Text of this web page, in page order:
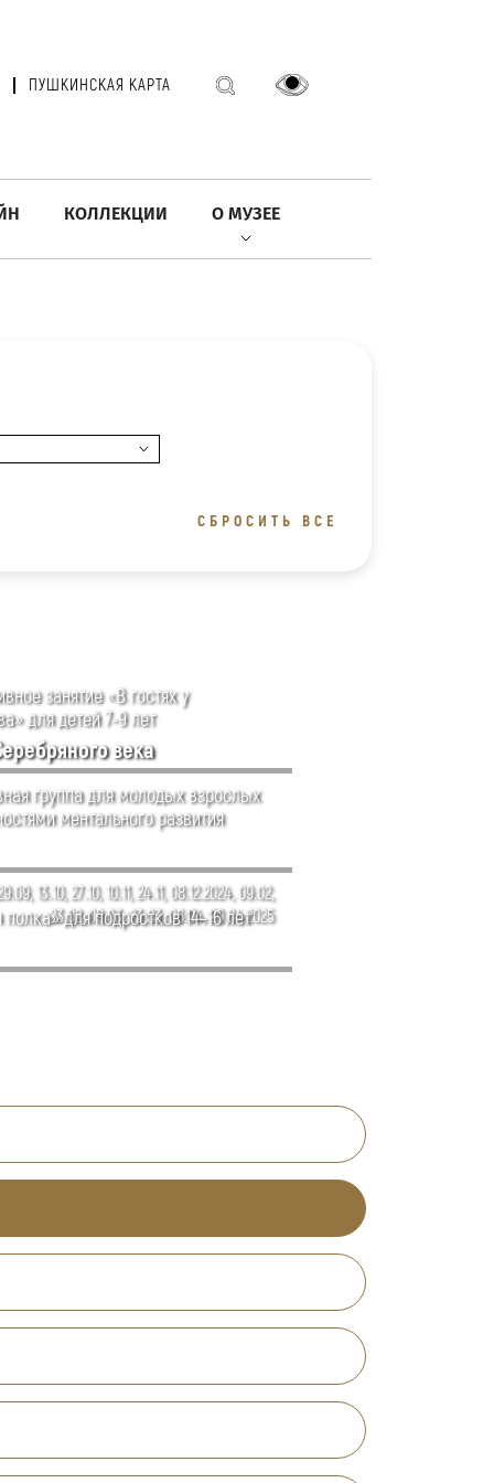
ПУШКИНСКАЯ КАРТА
КОЛЛЕКЦИИ О МУЗЕЕ
СБРОСИТЬ ВСЕ
занятие «В гостях у
для детей 7-9 лет
13.10, 27.10, 10.11, 24.11, 08.12.2024, 09.02,
23.02, 09.03, 23.03, 06.04, 20.04.2025
века
группа для молодых взрослых
ментального развития
для подростков 14–16 лет